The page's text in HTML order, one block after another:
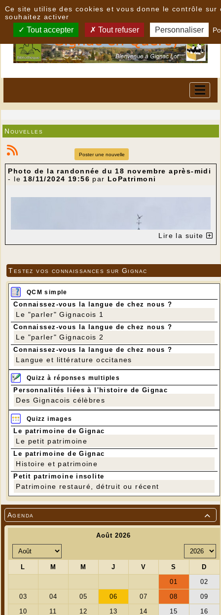

Agenda
Nouvelles
Poster une nouvelle
Photo de la randonnée du 18 novembre après-midi
- le18/11/2024 19:56 par LoPatrimoni
7 randonneurs courageux....
Lire la suite
Testez vos connaissances sur Gignac
QCM simple
Connaissez-vous la langue de chez nous ?
Le "parler" Gignacois 1
Connaissez-vous la langue de chez nous ?
Le "parler" Gignacois 2
Connaissez-vous la langue de chez nous ?
Langue et littérature occitanes
Quizz à réponses multiples
Personnalités liées à l'histoire de Gignac
Des Gignacois célèbres
Quizz images
Le patrimoine de Gignac
Le petit patrimoine
Le patrimoine de Gignac
Histoire et patrimoine
Petit patrimoine insolite
Patrimoine restauré, détruit ou récent
Ce site utilise des cookies et vous donne le contrôle sur
souhaitez activer
Tout accepter Tout refuser Personnaliser